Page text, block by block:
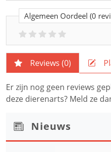
Algemeen Oordeel (0
Reviews (0)
Er zijn nog geen reviews
deze dierenarts? Meld ze
Nieuws